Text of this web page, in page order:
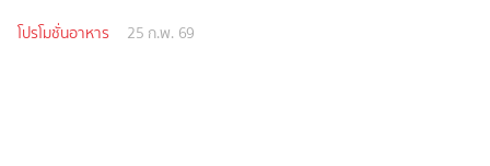
โปรโมชั่นอาหาร 25 ก.พ. 69